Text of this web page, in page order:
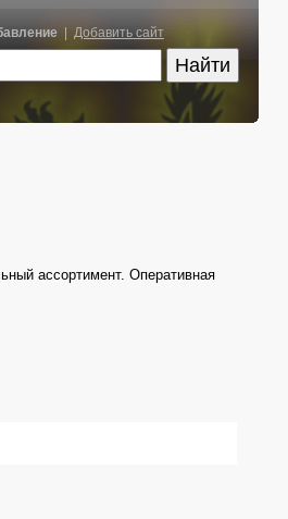
| Добавить сайт
ассортимент. Оперативная